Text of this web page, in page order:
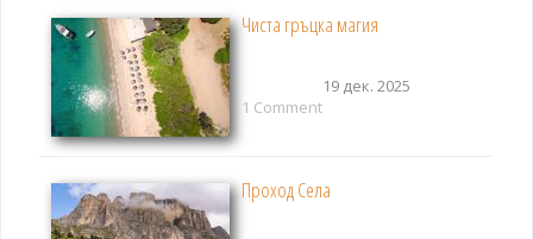
Чиста гръцка магия
19 дек. 2025
1 Comment
Проход Села